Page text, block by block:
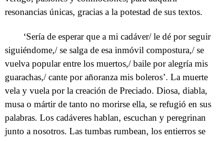
resonancias únicas, gracias a la potestad de sus textos.
‘Sería de esperar que a mi cadáver/ le dé por seguir
siguiéndome,/ se salga de esa inmóvil compostura,/ se
vuelva popular entre los muertos,/ baile por alegría mis
guarachas,/ cante por añoranza mis boleros’. La muerte
vela y vuela por la creación de Preciado. Diosa, diabla,
musa o mártir de tanto no morirse ella, se refugió en sus
palabras. Los cadáveres hablan, escuchan y peregrinan
junto a nosotros. Las tumbas rumbean, los entierros se